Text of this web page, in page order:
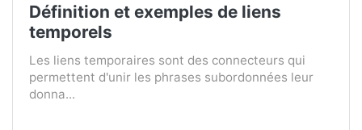
Définition et exemples de liens
temporels
Les liens temporaires sont des connecteurs qui
permettent d'unir les phrases subordonnées leur
donna...